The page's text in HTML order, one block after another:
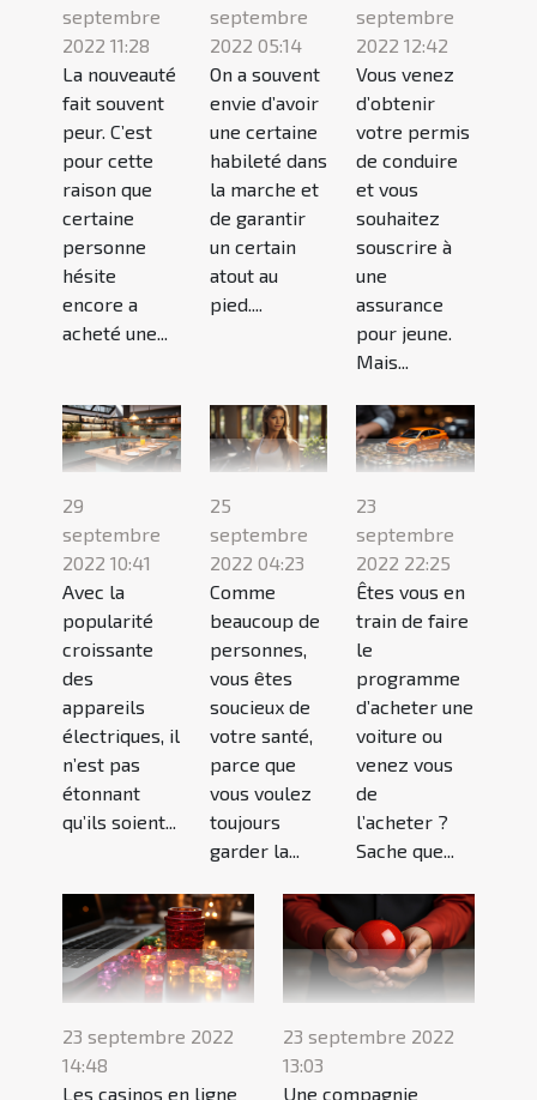
septembre
2022 11:28
La nouveauté
fait souvent
peur. C’est
pour cette
raison que
certaine
personne
hésite
encore a
acheté une...
septembre
2022 05:14
On a souvent
envie d’avoir
une certaine
habileté dans
la marche et
de garantir
un certain
atout au
pied....
septembre
2022 12:42
Vous venez
d’obtenir
votre permis
de conduire
et vous
souhaitez
souscrire à
une
assurance
pour jeune.
Mais...
29
septembre
2022 10:41
Avec la
popularité
croissante
des
appareils
électriques, il
n’est pas
étonnant
qu’ils soient...
25
septembre
2022 04:23
Comme
beaucoup de
personnes,
vous êtes
soucieux de
votre santé,
parce que
vous voulez
toujours
garder la...
23
septembre
2022 22:25
Êtes vous en
train de faire
le
programme
d’acheter une
voiture ou
venez vous
de
l’acheter ?
Sache que...
23 septembre 2022
14:48
Les casinos en ligne
23 septembre 2022
13:03
Une compagnie